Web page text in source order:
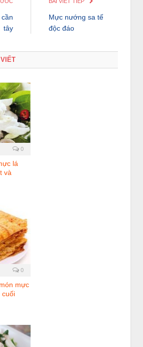
tây
Mực nướng sa tế
độc đáo
0
lá
và
0
mực
cuối